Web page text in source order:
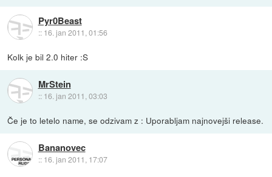
Pyr0Beast
:: 16. jan 2011, 01:56
Kolk je bil 2.0 hiter :S
MrStein
:: 16. jan 2011, 03:03
Če je to letelo name, se odzivam z : Uporabljam najnovejši release.
Bananovec
:: 16. jan 2011, 17:07